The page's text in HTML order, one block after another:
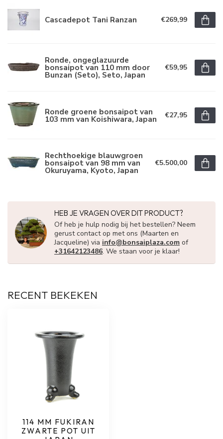
Cascadepot Tani Ranzan €269,99
Ronde, ongeglazuurde
bonsaipot van 110 mm door
Bunzan (Seto), Seto, Japan
€59,95
Ronde groene bonsaipot van
103 mm van Koishiwara, Japan €27,95
Rechthoekige blauwgroen
bonsaipot van 98 mm van
Okuruyama, Kyoto, Japan
€5.500,00
HEB JE VRAGEN OVER DIT PRODUCT?
Of heb je hulp nodig bij het bestellen? Neem
gerust contact op met ons (Maarten en
Jacqueline) via info@bonsaiplaza.com of
+31642123486. We staan voor je klaar!
RECENT BEKEKEN
114 MM FUKIRAN
ZWARTE POT UIT